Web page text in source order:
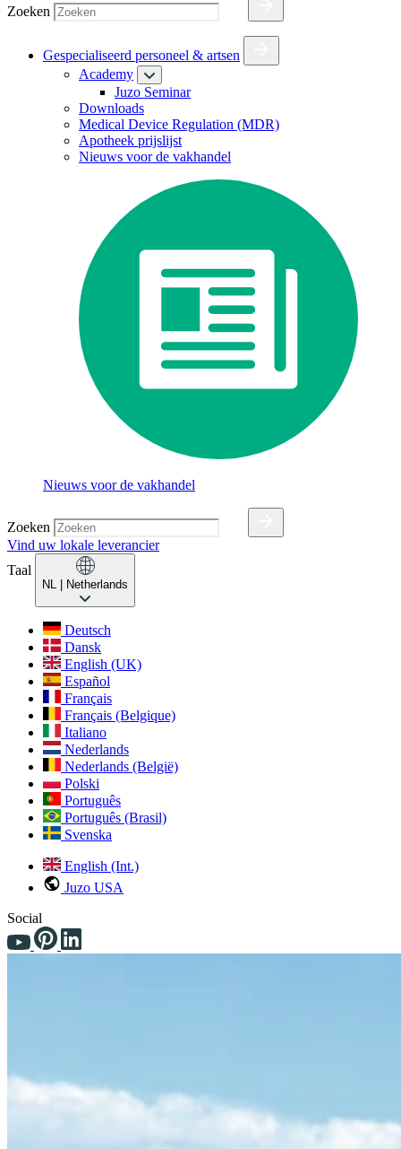
Zoeken
Gespecialiseerd personeel & artsen
Academy
Juzo Seminar
Downloads
Medical Device Regulation (MDR)
Apotheek prijslijst
Nieuws voor de vakhandel
Nieuws voor de vakhandel
Zoeken
Vind uw lokale leverancier
Taal
NL | Netherlands
Deutsch
Dansk
English (UK)
Español
Français
Français (Belgique)
Italiano
Nederlands
Nederlands (België)
Polski
Português
Português (Brasil)
Svenska
English (Int.)
Juzo USA
Social